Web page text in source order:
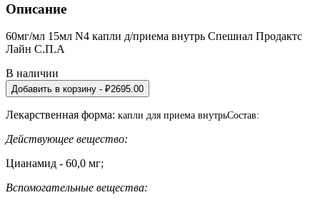
Описание
60мг/мл 15мл N4 капли д/приема внутрь Спешиал Продактс
Лайн С.П.А
В наличии
Добавить в корзину - ₽2695.00
Лекарственная форма: капли для приема внутрьСостав:
Действующее вещество:
Цианамид - 60,0 мг;
Вспомогательные вещества: